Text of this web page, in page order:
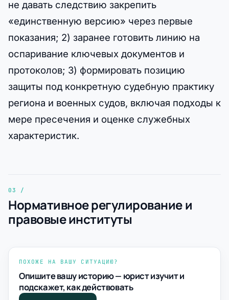
не давать следствию закрепить
«единственную версию» через первые
показания; 2) заранее готовить линию на
оспаривание ключевых документов и
протоколов; 3) формировать позицию
защиты под конкретную судебную практику
региона и военных судов, включая подходы к
мере пресечения и оценке служебных
характеристик.
Нормативное регулирование и
правовые институты
ПОХОЖЕ НА ВАШУ СИТУАЦИЮ?
Опишите вашу историю — юрист изучит и
подскажет, как действовать